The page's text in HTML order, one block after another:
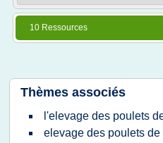
10 Ressources
Thèmes associés
l'elevage des poulets
elevage des poulets